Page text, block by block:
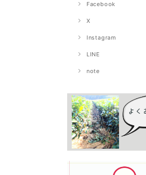
Facebook
X
Instagram
LINE
note